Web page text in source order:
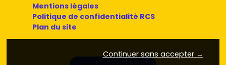
Mentions légales
Politique de confidentialité RCS
Plan du site
Continuer sans accepter →